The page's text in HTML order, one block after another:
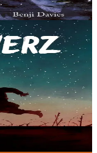
illustrations.
Guerre